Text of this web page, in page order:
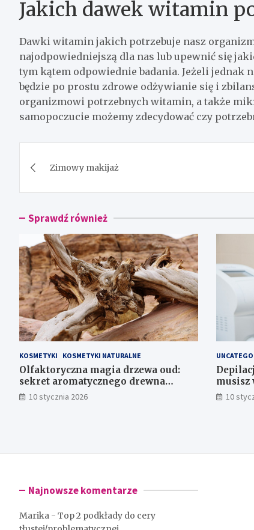
Jakich dawek witamin
Dawki witamin jakich potrzebuje nasz
najodpowiedniejszą dla nas lub upewnić się
tym kątem odpowiednie badania. Jeżeli jednak
będzie po prostu zdrowe odżywianie się i
organizmowi potrzebnych witamin, a także
samopoczucie możemy zdecydować czy
wpisu
Zimowy makijaż
Sprawdź również
KOSMETYKI KOSMETYKI NATURALNE
Olfaktoryczna magia drzewa oud:
sekret aromatycznego drewna
agarowego
10 stycznia 2026
musisz
10
Najnowsze komentarze
Marika - Top 2 podkłady do cery